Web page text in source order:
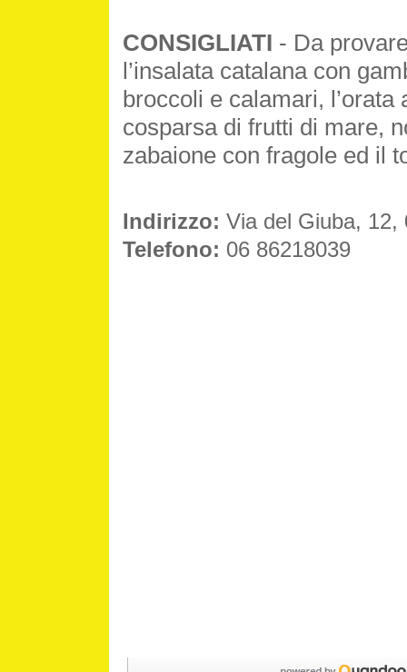
CONSIGLIATI - Da
l’insalata catalana con
broccoli e calamari, l’orata
cosparsa di frutti di mare,
zabaione con fragole ed il
Indirizzo: Via del Giuba, 12,
Telefono: 06 86218039